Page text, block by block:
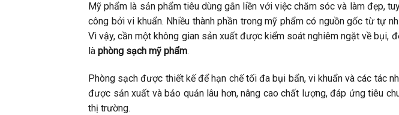
Mỹ phẩm là sản phẩm tiêu dùng gắn liền với việc chăm sóc và làm đẹp,
công bởi vi khuẩn. Nhiều thành phần trong mỹ phẩm có nguồn gốc từ tự
Vì vậy, cần một không gian sản xuất được kiểm soát nghiêm ngặt về bụi,
là phòng sạch mỹ phẩm.
Phòng sạch được thiết kế để hạn chế tối đa bụi bẩn, vi khuẩn và các tác
được sản xuất và bảo quản lâu hơn, nâng cao chất lượng, đáp ứng tiêu
thị trường.